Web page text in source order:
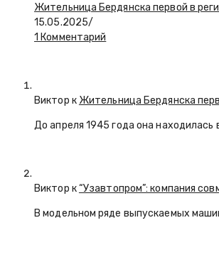
Жительница Бердянска первой в
15.05.2025/
1 Комментарий
Виктор к Жительница Бердянска
До апреля 1945 года она
Виктор к“Узавтопром”: компания
В модельном ряде выпускаемых